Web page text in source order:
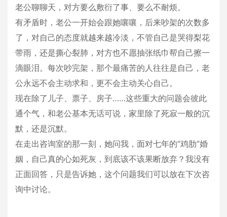
老公聊聊天，对方要么敷衍了事、要么不耐烦。
有矛盾时，老公一开始会跟她嚷嚷，后来吵架的次数多
了，对自己的态度就越来越冷淡，不管自己是哭得梨花
带雨，还是撕心裂肺，对方也不愿抽张纸巾帮自己擦一
滴眼泪。每次吵完架，那个最痛苦的人往往是自己，老
公永远不会主动求和，更不会主动关心自己。
现在除了儿子、票子、房子……这些重大的问题会彼此
通个气，和老公基本无话可说，家里除了死寂一般的沉
默，还是沉默。
在走出咨询室的那一刻，她问我，面对七年的“鸡肋”婚
姻，自己真的心如死灰，到底该不该果断放弃？我没有
正面回答，只是告诉她，这个问题我们可以放在下次咨
询中讨论。